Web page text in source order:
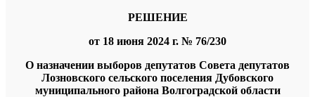
РЕШЕНИЕ
от 18 июня 2024 г. № 76/230
О назначении выборов депутатов Совета депутатов
Лозновского сельского поселения Дубовского
муниципального района Волгоградской области